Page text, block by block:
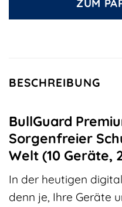
ZUM
BESCHREIBUNG
BullGuard
Sorgenfreier
Welt (10 Geräte,
In der heutigen
denn je, Ihre Geräte